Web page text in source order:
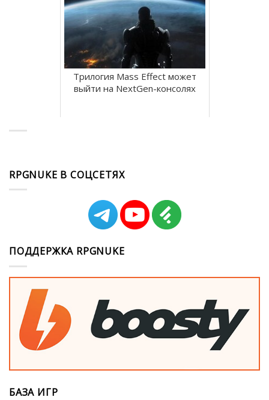
Трилогия Mass Effect может
выйти на NextGen-консолях
RPGNUKE В СОЦСЕТЯХ
ПОДДЕРЖКА RPGNUKE
БАЗА ИГР